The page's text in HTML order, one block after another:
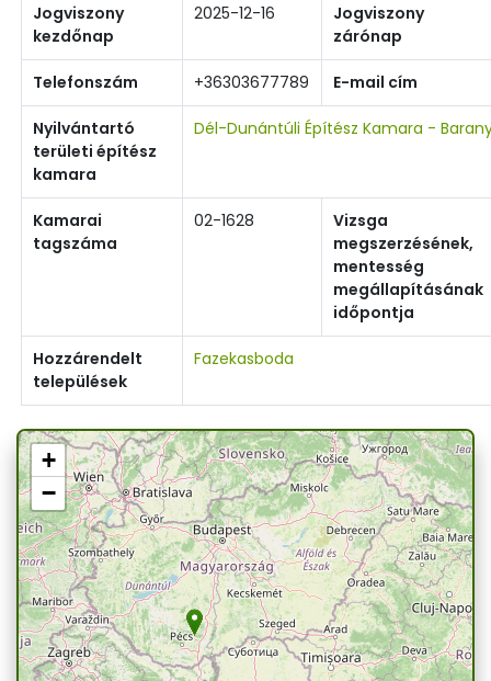
Jogviszony
kezdőnap
2025-12-16
Jogviszony
zárónap
Telefonszám +36303677789 E-mail cím
Nyilvántartó
területi építész
kamara
Dél-Dunántúli Építész Kamara -
Kamarai
tagszáma
02-1628
Vizsga
megszerzésének,
mentesség
megállapításának
időpontja
Hozzárendelt
települések
Fazekasboda
+
−